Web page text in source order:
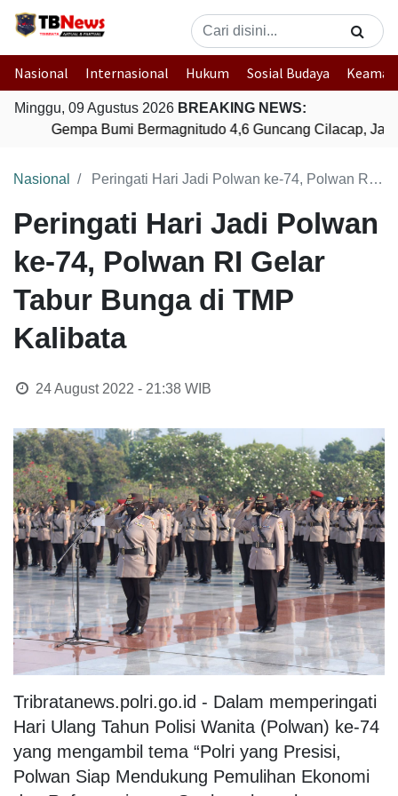
Nasional Internasional Hukum Sosial Budaya
Minggu, 09 Agustus 2026 BREAKING NEWS:
Gempa Bumi Bermagnitudo 4,6 Guncang Cilacap,
Nasional Peringati Hari Jadi Polwan ke-74, Polwan RI Gelar Tabur Bunga di TMP Kalibata
Peringati Hari Jadi Polwan
ke-74, Polwan RI Gelar
Tabur Bunga di TMP
Kalibata
24 August 2022 - 21:38WIB
Tribratanews.polri.go.id - Dalam memperingati
Hari Ulang Tahun Polisi Wanita (Polwan) ke-74
yang mengambil tema “Polri yang Presisi,
Polwan Siap Mendukung Pemulihan Ekonomi